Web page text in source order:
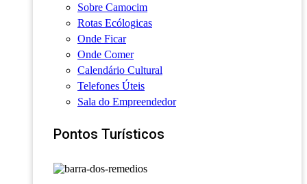
Sobre Camocim
Rotas Ecólogicas
Onde Ficar
Onde Comer
Calendário Cultural
Telefones Úteis
Sala do Empreendedor
Pontos Turísticos